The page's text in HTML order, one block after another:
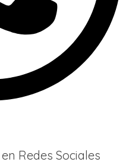
Redes Sociales